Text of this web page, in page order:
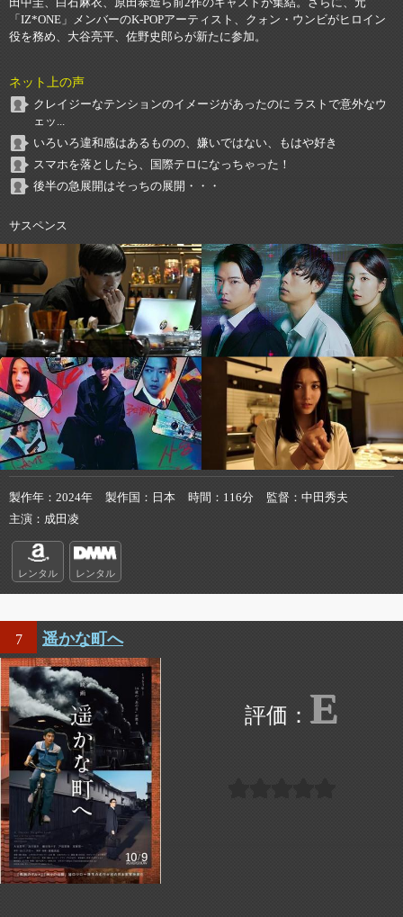
田中圭、白石麻衣、原田泰造ら前2作のキャストが集結。さらに、元
「IZ*ONE」メンバーのK-POPアーティスト、クォン・ウンビがヒロイン
役を務め、大谷亮平、佐野史郎らが新たに参加。
ネット上の声
クレイジーなテンションのイメージがあったのに ラストで意外なウ
ェッ...
いろいろ違和感はあるものの、嫌いではない、もはや好き
スマホを落としたら、国際テロになっちゃった！
後半の急展開はそっちの展開・・・
サスペンス
製作年 2024年 製作国 日本 時間 116分 監督
中田秀夫
主演
成田凌
レンタル レンタル
7 遥かな町へ
E